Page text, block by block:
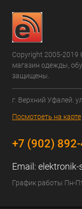
Copyright 2005-2019
магазин одежды,
защищены.
г. Верхний Уфалей.
Посмотреть на карте
+7 (902)
Email: elektronik-
График работы Пн-